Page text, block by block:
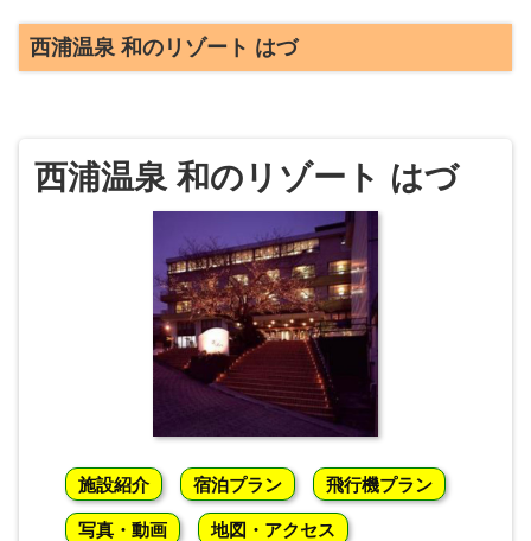
西浦温泉 和のリゾート はづ
西浦温泉 和のリゾート はづ
施設紹介 宿泊プラン 飛行機プラン
写真・動画 地図・アクセス